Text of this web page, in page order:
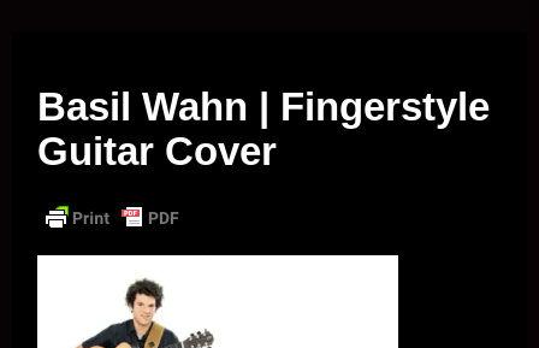
Basil Wahn | Fingerstyle
Guitar Cover